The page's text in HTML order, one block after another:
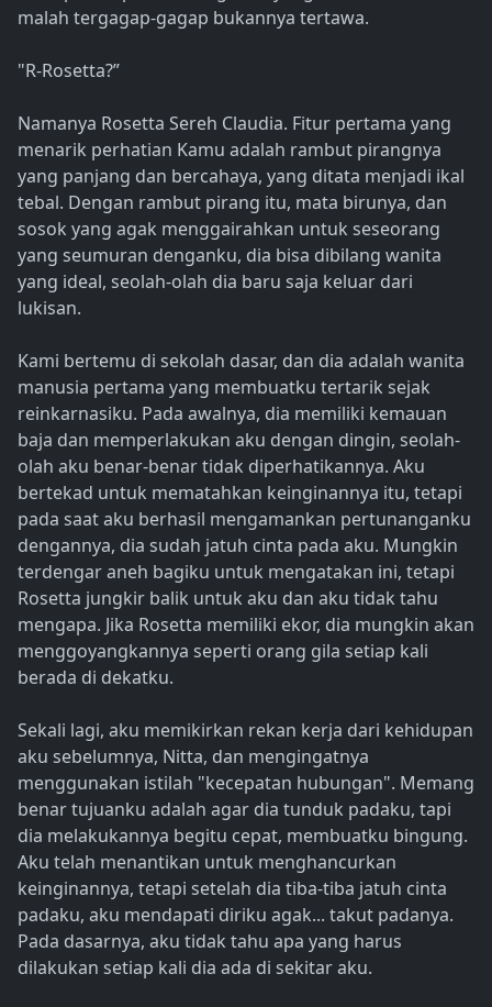
malah tergagap-gagap bukannya tertawa.
"R-Rosetta?”
Namanya Rosetta Sereh Claudia. Fitur pertama yang
menarik perhatian Kamu adalah rambut pirangnya
yang panjang dan bercahaya, yang ditata menjadi ikal
tebal. Dengan rambut pirang itu, mata birunya, dan
sosok yang agak menggairahkan untuk seseorang
yang seumuran denganku, dia bisa dibilang wanita
yang ideal, seolah-olah dia baru saja keluar dari
lukisan.
Kami bertemu di sekolah dasar, dan dia adalah wanita
manusia pertama yang membuatku tertarik sejak
reinkarnasiku. Pada awalnya, dia memiliki kemauan
baja dan memperlakukan aku dengan dingin, seolah-
olah aku benar-benar tidak diperhatikannya. Aku
bertekad untuk mematahkan keinginannya itu, tetapi
pada saat aku berhasil mengamankan pertunanganku
dengannya, dia sudah jatuh cinta pada aku. Mungkin
terdengar aneh bagiku untuk mengatakan ini, tetapi
Rosetta jungkir balik untuk aku dan aku tidak tahu
mengapa. Jika Rosetta memiliki ekor, dia mungkin akan
menggoyangkannya seperti orang gila setiap kali
berada di dekatku.
Sekali lagi, aku memikirkan rekan kerja dari kehidupan
aku sebelumnya, Nitta, dan mengingatnya
menggunakan istilah "kecepatan hubungan". Memang
benar tujuanku adalah agar dia tunduk padaku, tapi
dia melakukannya begitu cepat, membuatku bingung.
Aku telah menantikan untuk menghancurkan
keinginannya, tetapi setelah dia tiba-tiba jatuh cinta
padaku, aku mendapati diriku agak... takut padanya.
Pada dasarnya, aku tidak tahu apa yang harus
dilakukan setiap kali dia ada di sekitar aku.